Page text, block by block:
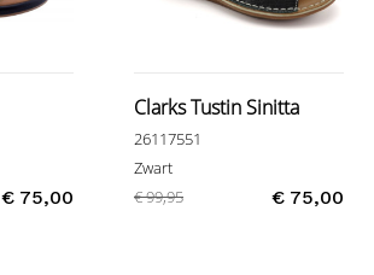
€ 75,00
Clarks Tustin Sinitta
26117551
Zwart
€ 99,95
€ 75,00